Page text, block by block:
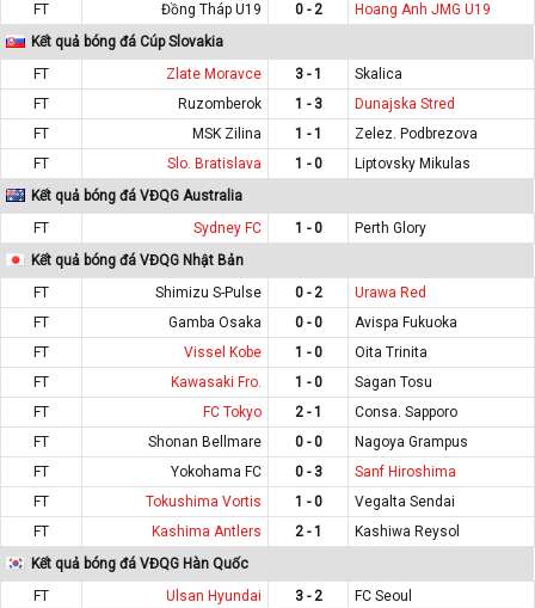
FT Đồng Tháp U19 0 - 2
Hoang Anh JMG U19
Kết quả bóng đá Cúp Slovakia
FT
Zlate Moravce 3 - 1
Skalica
FT
Ruzomberok 1 - 3
Dunajska Stred
FT
MSK Zilina 1 - 1
Zelez. Podbrezova
FT
Slo. Bratislava 1 - 0
Liptovsky Mikulas
Kết quả bóng đá VĐQG Australia
FT
Sydney FC 1 - 0
Perth Glory
Kết quả bóng đá VĐQG Nhật Bản
FT
Shimizu S-Pulse 0 - 2
Urawa Red
FT
Gamba Osaka 0 - 0
Avispa Fukuoka
FT
Vissel Kobe 1 - 0
Oita Trinita
FT
Kawasaki Fro. 1 - 0
Sagan Tosu
FT
FC Tokyo 2 - 1
Consa. Sapporo
FT
Shonan Bellmare 0 - 0
Nagoya Grampus
FT
Yokohama FC 0 - 3
Sanf Hiroshima
FT
Tokushima Vortis 1 - 0
Vegalta Sendai
FT
Kashima Antlers 2 - 1
Kashiwa Reysol
Kết quả bóng đá VĐQG Hàn Quốc
FT
Ulsan Hyundai 3 - 2
FC Seoul